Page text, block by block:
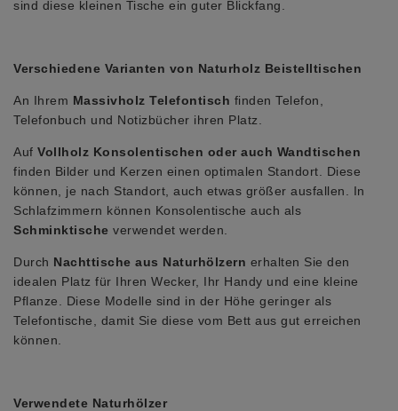
sind diese kleinen Tische ein guter Blickfang.
Verschiedene Varianten von Naturholz Beistelltischen
An Ihrem Massivholz Telefontisch finden Telefon,
Telefonbuch und Notizbücher ihren Platz.
Auf Vollholz Konsolentischen oder auch Wandtischen
finden Bilder und Kerzen einen optimalen Standort. Diese
können, je nach Standort, auch etwas größer ausfallen. In
Schlafzimmern können Konsolentische auch als
Schminktische verwendet werden.
Durch Nachttische aus Naturhölzern erhalten Sie den
idealen Platz für Ihren Wecker, Ihr Handy und eine kleine
Pflanze. Diese Modelle sind in der Höhe geringer als
Telefontische, damit Sie diese vom Bett aus gut erreichen
können.
Verwendete Naturhölzer